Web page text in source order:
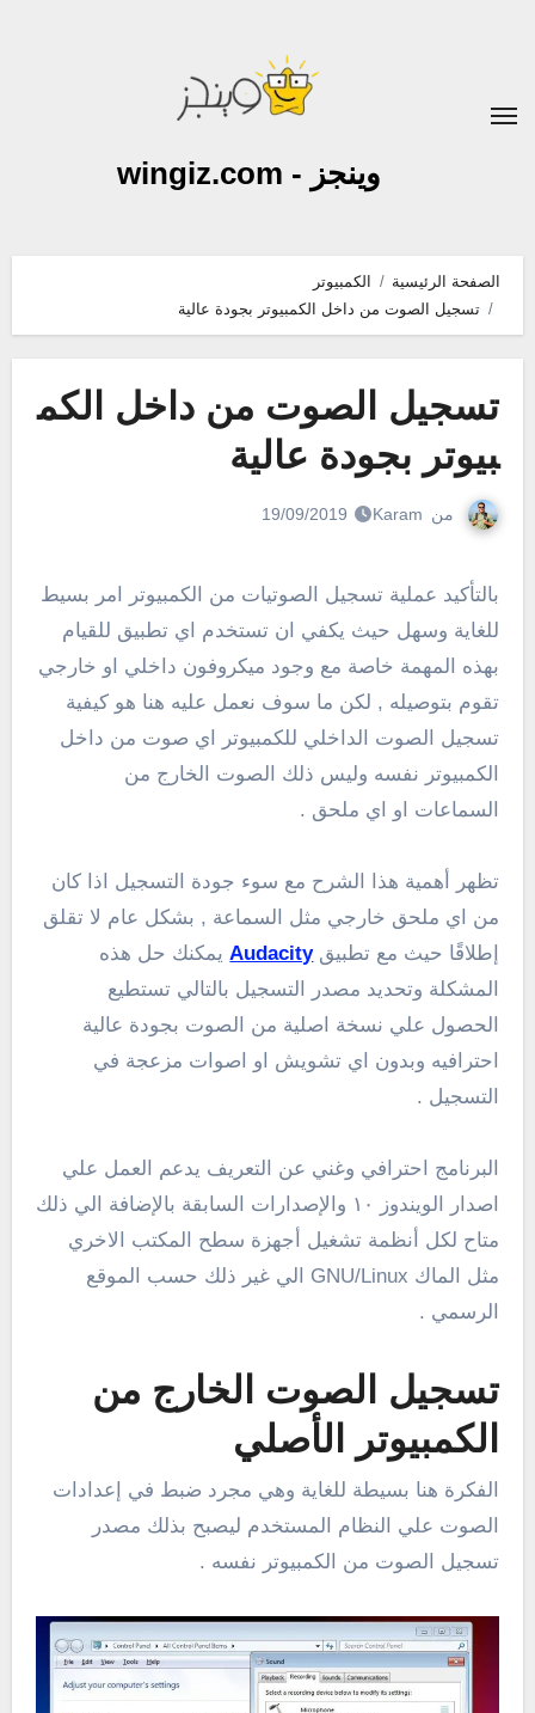
وينجز - wingiz.com
الصفحة الرئيسية
الكمبيوتر
تسجيل الصوت من داخل الكمبيوتر بجودة عالية
تسجيل الصوت من داخل الكم
بيوتر بجودة عالية
من Karam
19/09/2019
بالتأكيد عملية تسجيل الصوتيات من الكمبيوتر امر بسيط
للغاية وسهل حيث يكفي ان تستخدم اي تطبيق للقيام
بهذه المهمة خاصة مع وجود ميكروفون داخلي او خارجي
تقوم بتوصيله , لكن ما سوف نعمل عليه هنا هو كيفية
تسجيل الصوت الداخلي للكمبيوتر اي صوت من داخل
الكمبيوتر نفسه وليس ذلك الصوت الخارج من
السماعات او اي ملحق .
تظهر أهمية هذا الشرح مع سوء جودة التسجيل اذا كان
من اي ملحق خارجي مثل السماعة , بشكل عام لا تقلق
إطلاقًا حيث مع تطبيقAudacityيمكنك حل هذه
المشكلة وتحديد مصدر التسجيل بالتالي تستطيع
الحصول علي نسخة اصلية من الصوت بجودة عالية
احترافيه وبدون اي تشويش او اصوات مزعجة في
التسجيل .
البرنامج احترافي وغني عن التعريف يدعم العمل علي
اصدار الويندوز ١٠ والإصدارات السابقة بالإضافة الي ذلك
متاح لكل أنظمة تشغيل أجهزة سطح المكتب الاخري
مثل الماك GNU/Linux الي غير ذلك حسب الموقع
الرسمي .
تسجيل الصوت الخارج من
الكمبيوتر الأصلي
الفكرة هنا بسيطة للغاية وهي مجرد ضبط في إعدادات
الصوت علي النظام المستخدم ليصبح بذلك مصدر
تسجيل الصوت من الكمبيوتر نفسه .